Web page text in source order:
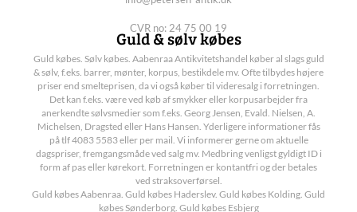
CVR no: 24 75 00 19
Guld & sølv købes
Guld købes. Sølv købes. Aabenraa Antikvitetshandel køber al slags guld
& sølv, f.eks. barrer, mønter, korpus, bestikdele mv. Ofte tilbydes højere
priser end smelteprisen, da vi også køber til videresalg i forretningen.
Det kan f.eks. være ved køb af smykker eller korpusarbejder fra
anerkendte sølvsmedier som f.eks. Georg Jensen, Evald. Nielsen, A.
Michelsen, Dragsted eller Hans Hansen. Yderligere informationer fås
på tlf 4083 5583 eller per mail. Vi informerer gerne om aktuelle
dagspriser, fremgangsmåde ved salg mv. Medbring venligst gyldigt ID i
form af pas eller kørekort. Forretningen er kontantfri og der betales
ved straksoverførsel.
Guld købes Aabenraa. Guld købes Haderslev. Guld købes Kolding. Guld
købes Sønderborg. Guld købes Esbjerg